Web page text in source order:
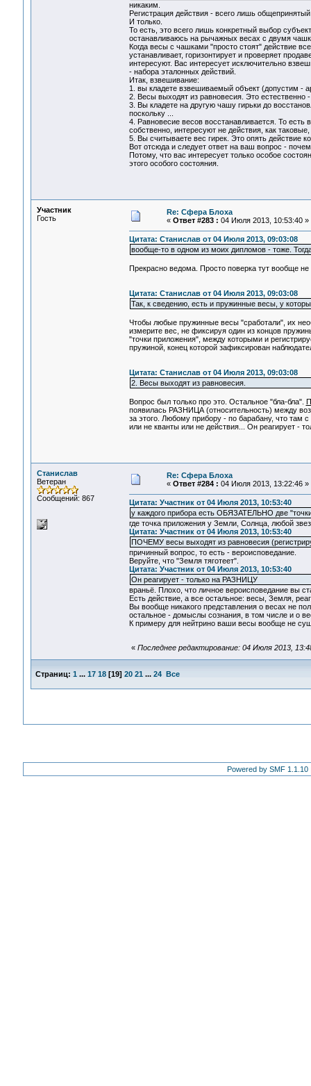
никаким.
Регистрация действия - всего лишь
И только.
То есть, это всего лишь конкретный выбор
останавливаюсь на рычажных весах с двумя
Когда весы с чашками "просто стоят" действие
устанавливает, горизонтирует и проверяет
интересуют. Вас интересует исключительно
- набора эталонных действий.
Итак, взвешивание:
1. вы кладете взвешиваемый объект (допустим -
2. Весы выходят из равновесия. Это естественно
3. Вы кладете на другую чашу гирьки до
поскольку ...
4. Равновесие весов восстанавливается. То
собственно, интересуют не действия, как
5. Вы считываете вес гирек. Это опять действие
Вот отсюда и следует ответ на ваш вопрос -
Потому, что вас интересует только особое
этого особого состояния.
Участник
Гость
Re: Сфера Блоха
« Ответ #283 : 04 Июля 2013, 10:53:40 »
Цитата: Станислав от 04 Июля 2013, 09:03:08
вообще-то в одном из моих дипломов - тоже.
Прекрасно ведома. Просто поверка тут вообще
Цитата: Станислав от 04 Июля 2013, 09:03:08
Так, к сведению, есть и пружинные весы, у
Чтобы любые пружинные весы "сработали", их
измерите вес, не фиксируя один из концов
"точки приложения", между которыми и
пружиной, конец которой зафиксирован
Цитата: Станислав от 04 Июля 2013, 09:03:08
2. Весы выходят из равновесия.
Вопрос был только про это. Остальное "бла-бла".
появилась РАЗНИЦА (относительность) между
за этого. Любому прибору - по барабану, что там
или не кванты или не действия... Он реагирует -
Станислав
Ветеран
Сообщений: 867
Re: Сфера Блоха
« Ответ #284 : 04 Июля 2013, 13:22:46 »
Цитата: Участник от 04 Июля 2013, 10:53:40
у каждого прибора есть ОБЯЗАТЕЛЬНО две
где точка приложения у Земли, Солнца, любой
Цитата: Участник от 04 Июля 2013, 10:53:40
ПОЧЕМУ весы выходят из равновесия
причинный вопрос, то есть - вероисповедание.
Веруйте, что "Земля тяготеет".
Цитата: Участник от 04 Июля 2013, 10:53:40
Он реагирует - только на РАЗНИЦУ
враньё. Плохо, что личное вероисповедание вы
Есть действие, а все остальное: весы, Земля,
Вы вообще никакого представления о весах не
остальное - домыслы сознания, в том числе и о
К примеру для нейтрино ваши весы вообще не
« Последнее редактирование: 04 Июля 2013,
Страниц: 1 ... 17 18[19] 20 21 ... 24 Все
Powered by SMF 1.1.10